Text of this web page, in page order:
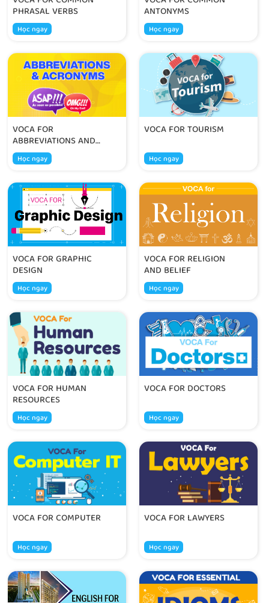
PHRASAL VERBS
Học ngay
ANTONYMS
Học ngay
VOCA FOR
ABBREVIATIONS AND
ACRONYMS
Học ngay
VOCA FOR TOURISM
Học ngay
VOCA FOR GRAPHIC
DESIGN
Học ngay
VOCA FOR RELIGION
AND BELIEF
Học ngay
VOCA FOR HUMAN
RESOURCES
Học ngay
VOCA FOR DOCTORS
Học ngay
VOCA FOR COMPUTER
Học ngay
VOCA FOR LAWYERS
Học ngay